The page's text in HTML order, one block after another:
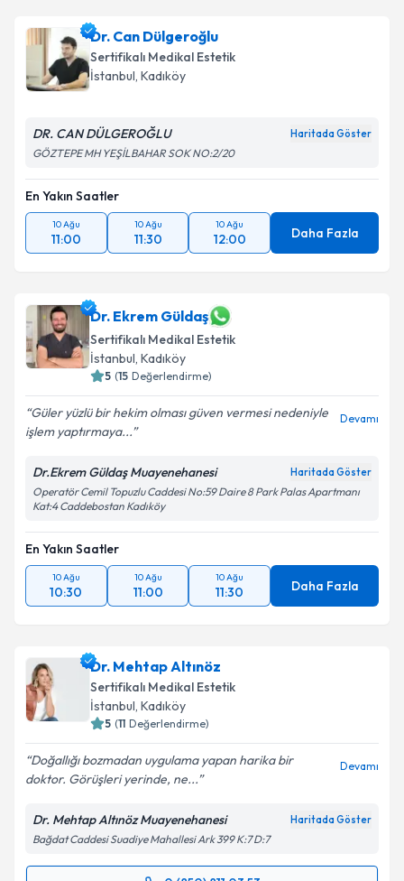
Dr. Can Dülgeroğlu
Sertifikalı Medikal Estetik
İstanbul, Kadıköy
DR. CAN DÜLGEROĞLU Haritada Göster
GÖZTEPE MH YEŞİLBAHAR SOK NO:2/20
En Yakın Saatler
10 Ağu
11:00
10 Ağu
11:30
10 Ağu
12:00 Daha Fazla
Dr. Ekrem Güldaş
Sertifikalı Medikal Estetik
İstanbul, Kadıköy
5 (15 Değerlendirme)
Güler yüzlü bir hekim olması güven vermesi nedeniyle
işlem yaptırmaya...
Devamı
Dr.Ekrem Güldaş Muayenehanesi Haritada Göster
Operatör Cemil Topuzlu Caddesi No:59 Daire 8 Park Palas Apartmanı
Kat:4 Caddebostan Kadıköy
En Yakın Saatler
10 Ağu
10:30
10 Ağu
11:00
10 Ağu
11:30 Daha Fazla
Dr. Mehtap Altınöz
Sertifikalı Medikal Estetik
İstanbul, Kadıköy
5 (11 Değerlendirme)
Doğallığı bozmadan uygulama yapan harika bir
doktor. Görüşleri yerinde, ne...
Devamı
Dr. Mehtap Altınöz Muayenehanesi Haritada Göster
Bağdat Caddesi Suadiye Mahallesi Ark 399 K:7 D:7